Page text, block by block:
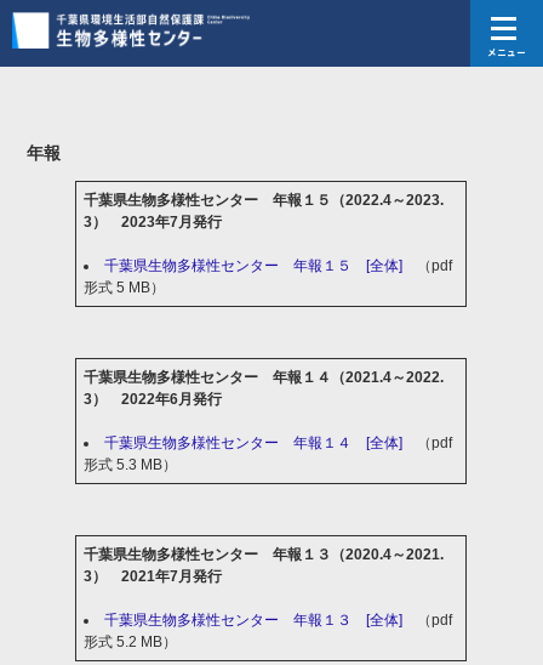
メニュー
年報
千葉県生物多様性センター 年報１５（2022.4～2023.
3） 2023年7月発行
千葉県生物多様性センター 年報１５ [全体]
（pdf
形式 5 MB）
千葉県生物多様性センター 年報１４（2021.4～2022.
3） 2022年6月発行
千葉県生物多様性センター 年報１４ [全体]
（pdf
形式 5.3 MB）
千葉県生物多様性センター 年報１３（2020.4～2021.
3） 2021年7月発行
千葉県生物多様性センター 年報１３ [全体]
（pdf
形式 5.2 MB）